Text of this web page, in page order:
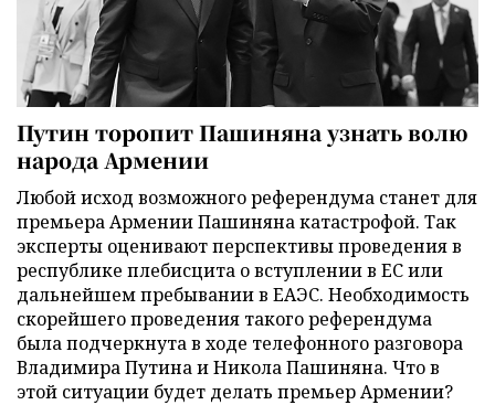
Путин торопит Пашиняна узнать волю
народа Армении
Любой исход возможного референдума станет для
премьера Армении Пашиняна катастрофой. Так
эксперты оценивают перспективы проведения в
республике плебисцита о вступлении в ЕС или
дальнейшем пребывании в ЕАЭС. Необходимость
скорейшего проведения такого референдума
была подчеркнута в ходе телефонного разговора
Владимира Путина и Никола Пашиняна. Что в
этой ситуации будет делать премьер Армении?